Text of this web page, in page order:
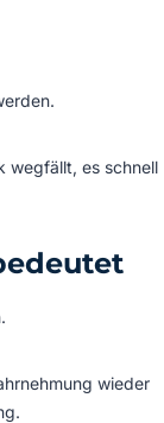
wegfällt, es schnell
wieder